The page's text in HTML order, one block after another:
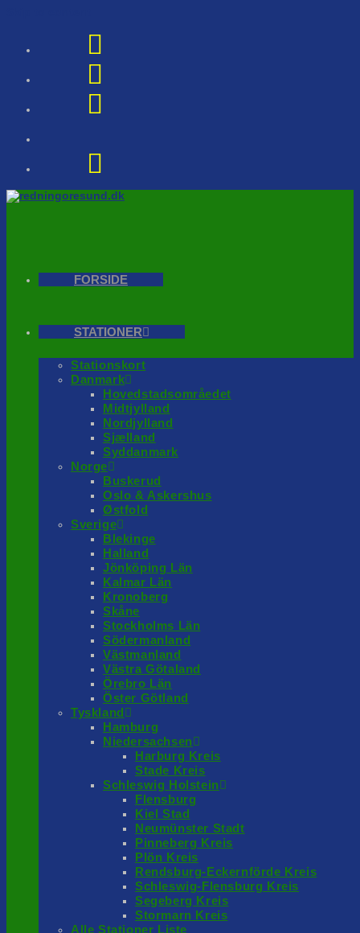
FORSIDE
STATIONER
Stationskort
Danmark
Hovedstadsområedet
Midtjylland
Nordjylland
Sjælland
Syddanmark
Norge
Buskerud
Oslo & Askershus
Østfold
Sverige
Blekinge
Halland
Jönköping Län
Kalmar Län
Kronoberg
Skåne
Stockholms Län
Södermanland
Västmanland
Västra Götaland
Örebro Län
Öster Götland
Tyskland
Hamburg
Niedersachsen
Harburg Kreis
Stade Kreis
Schleswig Holstein
Flensburg
Kiel Stad
Neumünster Stadt
Pinneberg Kreis
Plön Kreis
Rendsburg-Eckernförde Kreis
Schleswig-Flensburg Kreis
Segeberg Kreis
Stormarn Kreis
Alle Stationer Liste